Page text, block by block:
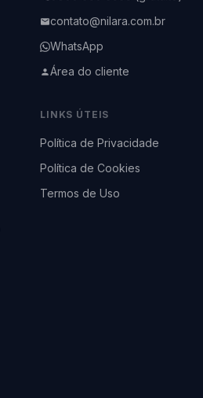
contato@nilara.com.br
WhatsApp
Área do cliente
LINKS ÚTEIS
Política de Privacidade
Política de Cookies
Termos de Uso